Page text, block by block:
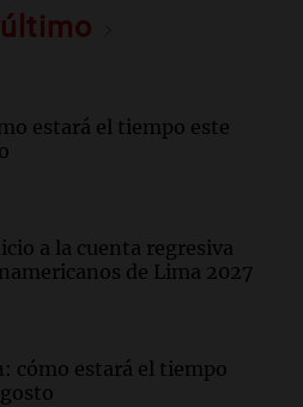
estará el tiempo este
a la cuenta regresiva
de Lima 2027
cómo estará el tiempo